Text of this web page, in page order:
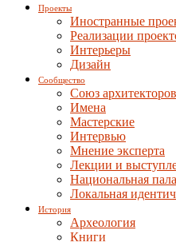
Проекты
Иностранные
Реализации
Интерьеры
Дизайн
Сообщество
Союз архитекторов
Имена
Мастерские
Интервью
Мнение эксперта
Лекции и
Национальная
Локальная
История
Археология
Книги